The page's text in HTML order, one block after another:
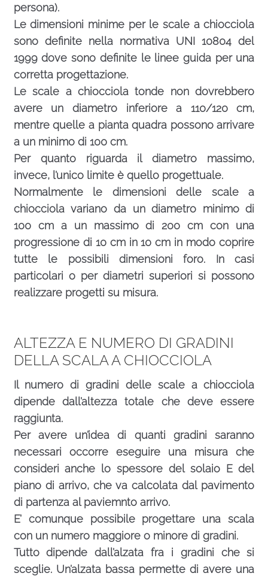
persona).
Le dimensioni minime per le scale a chiocciola
sono definite nella normativa UNI 10804 del
1999 dove sono definite le linee guida per una
corretta progettazione.
Le scale a chiocciola tonde non dovrebbero
avere un diametro inferiore a 110/120 cm,
mentre quelle a pianta quadra possono arrivare
a un minimo di 100 cm.
Per quanto riguarda il diametro massimo,
invece, l’unico limite è quello progettuale.
Normalmente le dimensioni delle scale a
chiocciola variano da un diametro minimo di
100 cm a un massimo di 200 cm con una
progressione di 10 cm in 10 cm in modo coprire
tutte le possibili dimensioni foro. In casi
particolari o per diametri superiori si possono
realizzare progetti su misura.
ALTEZZA E NUMERO DI GRADINI
DELLA SCALA A CHIOCCIOLA
Il numero di gradini delle scale a chiocciola
dipende dall’altezza totale che deve essere
raggiunta.
Per avere un’idea di quanti gradini saranno
necessari occorre eseguire una misura che
consideri anche lo spessore del solaio E del
piano di arrivo, che va calcolata dal pavimento
di partenza al paviemnto arrivo.
E’ comunque possibile progettare una scala
con un numero maggiore o minore di gradini.
Tutto dipende dall’alzata fra i gradini che si
sceglie. Un’alzata bassa permette di avere una